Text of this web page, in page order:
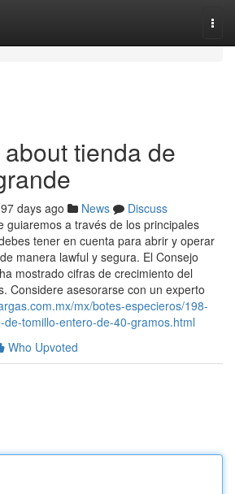
tienda de
days ago News
Discuss
guiaremos a través de los principales
tener en cuenta para abrir y operar
manera lawful y segura. El Consejo
mostrado cifras de crecimiento del
Considere asesorarse con un experto
mx/botes-especieros/198-
tomillo-entero-de-40-gramos.html
Who Upvoted